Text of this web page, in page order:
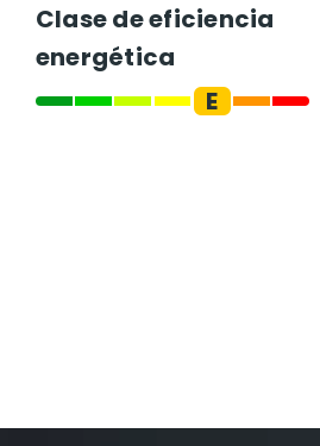
Clase de eficiencia
energética
E